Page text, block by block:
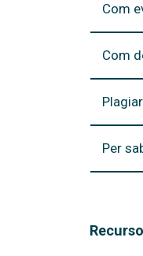
Com
Com
Per